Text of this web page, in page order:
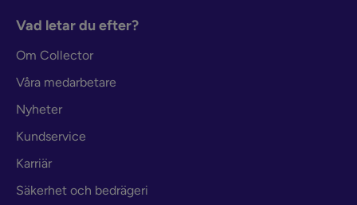
Vad letar du efter?
Om Collector
Våra medarbetare
Nyheter
Kundservice
Karriär
Säkerhet och bedrägeri